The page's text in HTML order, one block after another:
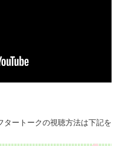
ートークの視聴方法は下記を